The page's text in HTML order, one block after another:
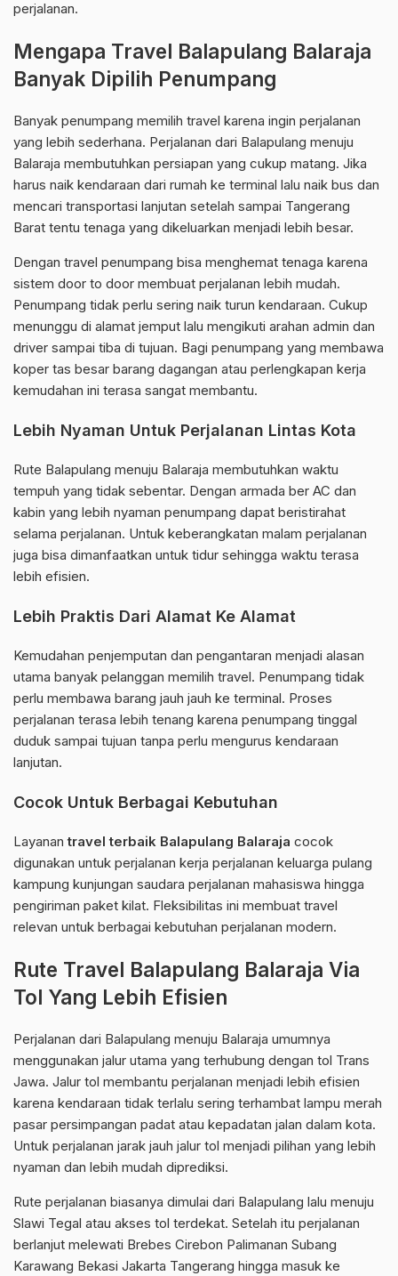
perjalanan.
Mengapa Travel Balapulang Balaraja
Banyak Dipilih Penumpang
Banyak penumpang memilih travel karena ingin perjalanan
yang lebih sederhana. Perjalanan dari Balapulang menuju
Balaraja membutuhkan persiapan yang cukup matang. Jika
harus naik kendaraan dari rumah ke terminal lalu naik bus dan
mencari transportasi lanjutan setelah sampai Tangerang
Barat tentu tenaga yang dikeluarkan menjadi lebih besar.
Dengan travel penumpang bisa menghemat tenaga karena
sistem door to door membuat perjalanan lebih mudah.
Penumpang tidak perlu sering naik turun kendaraan. Cukup
menunggu di alamat jemput lalu mengikuti arahan admin dan
driver sampai tiba di tujuan. Bagi penumpang yang membawa
koper tas besar barang dagangan atau perlengkapan kerja
kemudahan ini terasa sangat membantu.
Lebih Nyaman Untuk Perjalanan Lintas Kota
Rute Balapulang menuju Balaraja membutuhkan waktu
tempuh yang tidak sebentar. Dengan armada ber AC dan
kabin yang lebih nyaman penumpang dapat beristirahat
selama perjalanan. Untuk keberangkatan malam perjalanan
juga bisa dimanfaatkan untuk tidur sehingga waktu terasa
lebih efisien.
Lebih Praktis Dari Alamat Ke Alamat
Kemudahan penjemputan dan pengantaran menjadi alasan
utama banyak pelanggan memilih travel. Penumpang tidak
perlu membawa barang jauh jauh ke terminal. Proses
perjalanan terasa lebih tenang karena penumpang tinggal
duduk sampai tujuan tanpa perlu mengurus kendaraan
lanjutan.
Cocok Untuk Berbagai Kebutuhan
Layanantravel terbaik Balapulang Balaraja cocok
digunakan untuk perjalanan kerja perjalanan keluarga pulang
kampung kunjungan saudara perjalanan mahasiswa hingga
pengiriman paket kilat. Fleksibilitas ini membuat travel
relevan untuk berbagai kebutuhan perjalanan modern.
Rute Travel Balapulang Balaraja Via
Tol Yang Lebih Efisien
Perjalanan dari Balapulang menuju Balaraja umumnya
menggunakan jalur utama yang terhubung dengan tol Trans
Jawa. Jalur tol membantu perjalanan menjadi lebih efisien
karena kendaraan tidak terlalu sering terhambat lampu merah
pasar persimpangan padat atau kepadatan jalan dalam kota.
Untuk perjalanan jarak jauh jalur tol menjadi pilihan yang lebih
nyaman dan lebih mudah diprediksi.
Rute perjalanan biasanya dimulai dari Balapulang lalu menuju
Slawi Tegal atau akses tol terdekat. Setelah itu perjalanan
berlanjut melewati Brebes Cirebon Palimanan Subang
Karawang Bekasi Jakarta Tangerang hingga masuk ke